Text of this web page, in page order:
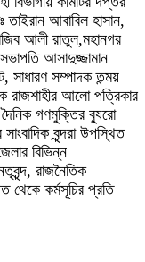
আবাবিল হাসান,
আলী রাতুল,মহানগর
আসাদুজ্জামান
সাধারণ সম্পাদক তন্ময়
রাজশাহীর আলো পত্রিকার
গণমুক্তির ব্যুরো
বৃন্দরা উপস্থিত
বিভিন্ন
রাজনৈতিক
থেকে কর্মসূচির প্রতি